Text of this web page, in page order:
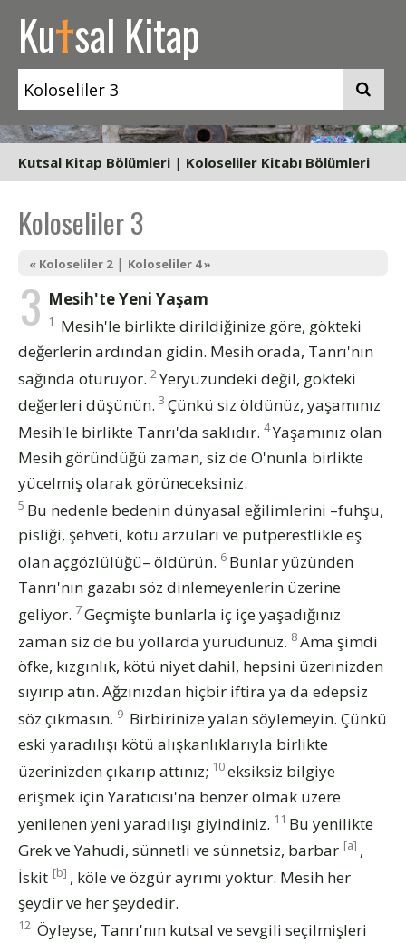
Kutsal Kitap
Kutsal Kitap Bölümleri | Koloseliler Kitabı Bölümleri
Koloseliler 3
« Koloseliler 2| Koloseliler 4 »
3 Mesih'te Yeni Yaşam
1 Mesih'le birlikte dirildiğinize göre, gökteki
değerlerin ardından gidin. Mesih orada, Tanrı'nın
sağında oturuyor. 2Yeryüzündeki değil, gökteki
değerleri düşünün. 3 Çünkü siz öldünüz, yaşamınız
Mesih'le birlikte Tanrı'da saklıdır. 4Yaşamınız olan
Mesih göründüğü zaman, siz de O'nunla birlikte
yücelmiş olarak görüneceksiniz.
5 Bu nedenle bedenin dünyasal eğilimlerini –fuhşu,
pisliği, şehveti, kötü arzuları ve putperestlikle eş
olan açgözlülüğü– öldürün. 6 Bunlar yüzünden
Tanrı'nın gazabı söz dinlemeyenlerin üzerine
geliyor. 7Geçmişte bunlarla iç içe yaşadığınız
zaman siz de bu yollarda yürüdünüz. 8Ama şimdi
öfke, kızgınlık, kötü niyet dahil, hepsini üzerinizden
sıyırıp atın. Ağzınızdan hiçbir iftira ya da edepsiz
söz çıkmasın. 9 Birbirinize yalan söylemeyin. Çünkü
eski yaradılışı kötü alışkanlıklarıyla birlikte
üzerinizden çıkarıp attınız; 10eksiksiz bilgiye
erişmek için Yaratıcısı'na benzer olmak üzere
yenilenen yeni yaradılışı giyindiniz. 11 Bu yenilikte
Grek ve Yahudi, sünnetli ve sünnetsiz, barbar [a] ,
İskit [b] , köle ve özgür ayrımı yoktur. Mesih her
şeydir ve her şeydedir.
12 Öyleyse, Tanrı'nın kutsal ve sevgili seçilmişleri